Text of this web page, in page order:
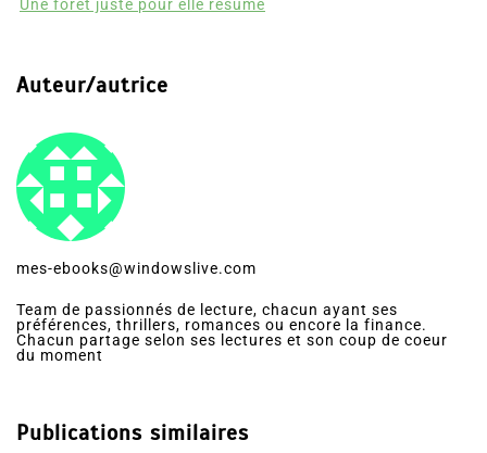
Une forêt juste pour elle résumé
Auteur/autrice
mes-ebooks@windowslive.com
Team de passionnés de lecture, chacun ayant ses
préférences, thrillers, romances ou encore la finance.
Chacun partage selon ses lectures et son coup de coeur
du moment
Publications similaires